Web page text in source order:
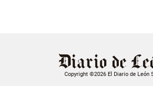
Copyright ©2026 El Diario de León